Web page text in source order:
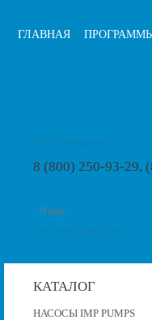
ГЛАВНАЯ
8 (800) 250-93-29,
КАТАЛОГ
НАСОСЫ IMP PUMPS